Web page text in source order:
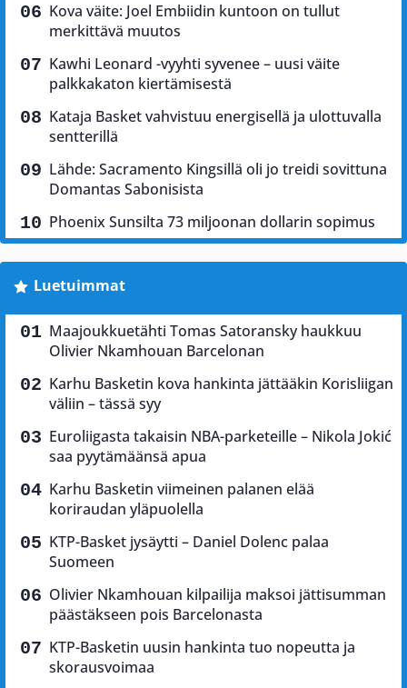
Kova väite: Joel Embiidin kuntoon on tullut
merkittävä muutos
Kawhi Leonard -vyyhti syvenee – uusi väite
palkkakaton kiertämisestä
Kataja Basket vahvistuu energisellä ja ulottuvalla
sentterillä
Lähde: Sacramento Kingsillä oli jo treidi sovittuna
Domantas Sabonisista
Phoenix Sunsilta 73 miljoonan dollarin sopimus
Luetuimmat
Maajoukkuetähti Tomas Satoransky haukkuu
Olivier Nkamhouan Barcelonan
Karhu Basketin kova hankinta jättääkin Korisliigan
väliin – tässä syy
Euroliigasta takaisin NBA-parketeille – Nikola Jokić
saa pyytämäänsä apua
Karhu Basketin viimeinen palanen elää
koriraudan yläpuolella
KTP-Basket jysäytti – Daniel Dolenc palaa
Suomeen
Olivier Nkamhouan kilpailija maksoi jättisumman
päästäkseen pois Barcelonasta
KTP-Basketin uusin hankinta tuo nopeutta ja
skorausvoimaa